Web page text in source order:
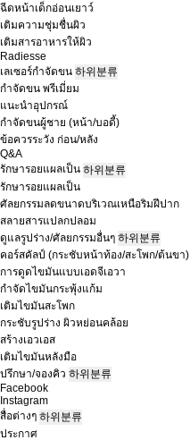
ฉีดหน้าเด็กอ่อนเยาว์
เติมความชุ่มชื่นผิว
เติมสารอาหารให้ผิว
Radiesse
เลเซอร์กำจัดขน 하위분류
กำจัดขน พรีเมี่ยม
แนะนำอุปกรณ์
กำจัดขนผู้ชาย (หน้า/บอดี้)
ข้อควรระวัง ก่อน/หลัง
Q&A
รักษารอยแผลเป็น 하위분류
รักษารอยแผลเป็น
ศัลยกรรมลดขนาดบริเวณเหนือริมฝีปาก
สลายสารแปลกปลอม
ดูแลรูปร่าง/ศัลยกรรมอื่นๆ 하위분류
คอร์สคัลป์ (กระชับหน้าท้อง/สะโพก/ต้นขา)
การดูดไขมันแบบเอดจีเอวา
กำจัดไขมันกระพุ้งแก้ม
เติมไขมันสะโพก
กระชับรูปร่าง ผิวหย่อนคล้อย
สร้างเอวเอส
เติมไขมันหลังมือ
ปรึกษา/จองคิว 하위분류
Facebook
Instagram
สื่อต่างๆ 하위분류
ประกาศ